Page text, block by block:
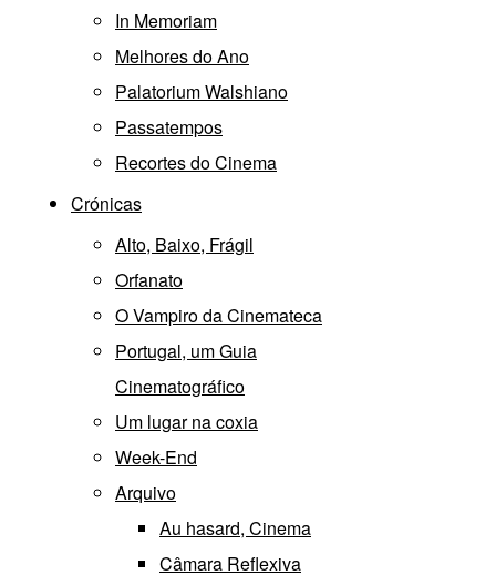
In Memoriam
Melhores do Ano
Palatorium Walshiano
Passatempos
Recortes do Cinema
Crónicas
Alto, Baixo, Frágil
Orfanato
O Vampiro da Cinemateca
Portugal, um Guia
Cinematográfico
Um lugar na coxia
Week-End
Arquivo
Au hasard, Cinema
Câmara Reflexiva